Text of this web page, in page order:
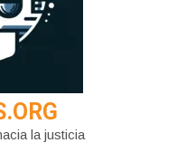
la justicia